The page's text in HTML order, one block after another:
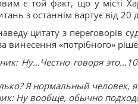
є той факт, що у місті
з останнім вартує від 20
цитату з переговорів
винесення «потрібного»
Ну…Честно говоря
Я нормальный человек,
Ну вообще, обычно